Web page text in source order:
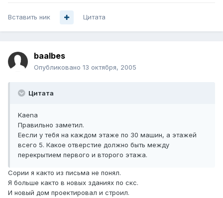
Вставить ник Цитата
baalbes
Опубликовано 13 октября, 2005
Цитата
Kaena
Правильно заметил.
Еесли у тебя на каждом этаже по 30 машин, а этажей
всего 5. Какое отверстие должно быть между
перекрытием первого и второго этажа.
Сории я както из письма не понял.
Я больше както в новых зданиях по скс.
И новый дом проектировал и строил.